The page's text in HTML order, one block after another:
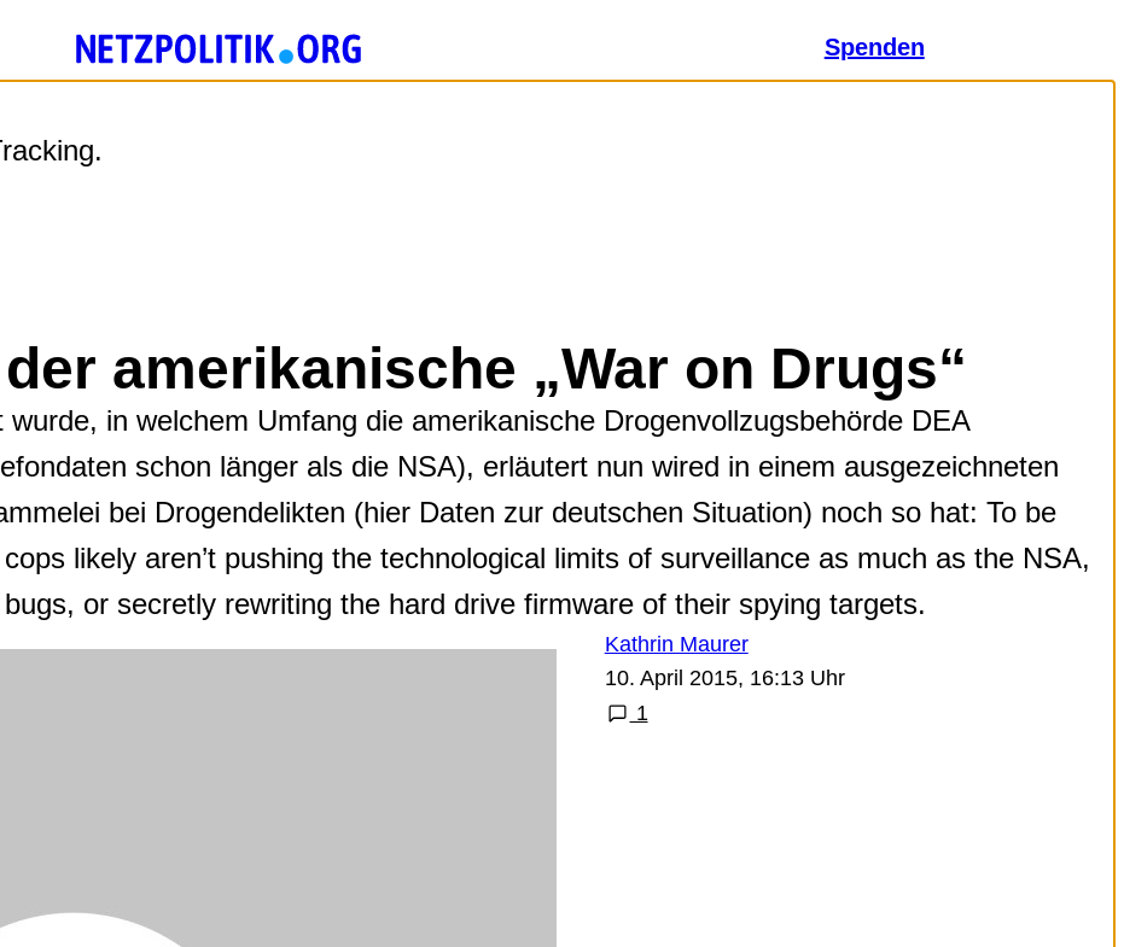
Spenden
amerikanische „War on Drugs“
in welchem Umfang die amerikanische Drogenvollzugsbehörde DEA
schon länger als die NSA), erläutert nun wired in einem ausgezeichneten
bei Drogendelikten (hier Daten zur deutschen Situation) noch so hat: To be
likely aren’t pushing the technological limits of surveillance as much as the NSA,
or secretly rewriting the hard drive firmware of their spying targets.
Kathrin Maurer
10. April 2015, 16:13 Uhr
1